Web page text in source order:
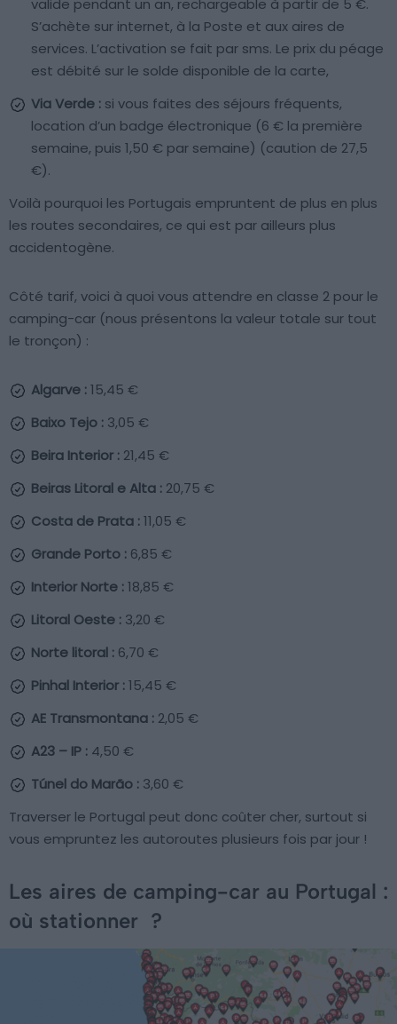
valide pendant un an, rechargeable à partir de 5 €.
S’achète sur internet, à la Poste et aux aires de
services. L’activation se fait par sms. Le prix du péage
est débité sur le solde disponible de la carte,
Via Verde : si vous faites des séjours fréquents,
location d’un badge électronique (6 € la première
semaine, puis 1,50 € par semaine) (caution de 27,5
€).
Voilà pourquoi les Portugais empruntent de plus en plus
les routes secondaires, ce qui est par ailleurs plus
accidentogène.
Côté tarif, voici à quoi vous attendre en classe 2 pour le
camping-car (nous présentons la valeur totale sur tout
le tronçon) :
Algarve :15,45 €
Baixo Tejo : 3,05 €
Beira Interior : 21,45 €
Beiras Litoral e Alta : 20,75 €
Costa de Prata :11,05 €
Grande Porto : 6,85 €
Interior Norte :18,85 €
Litoral Oeste : 3,20 €
Norte litoral : 6,70 €
Pinhal Interior :15,45 €
AE Transmontana : 2,05 €
A23 – IP : 4,50 €
Túnel do Marão : 3,60 €
Traverser le Portugal peut donc coûter cher, surtout si
vous empruntez les autoroutes plusieurs fois par jour !
Les aires de camping-car au Portugal :
où stationner ?